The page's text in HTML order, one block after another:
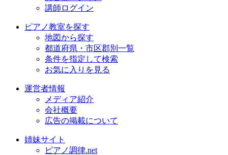
講師ログイン
ピアノ教室を探す
地図から探す
都道府県・市区郡別一覧
条件を指定して検索
お気に入りを見る
運営者情報
メディア紹介
会社概要
広告の掲載について
姉妹サイト
ピアノ調律.net